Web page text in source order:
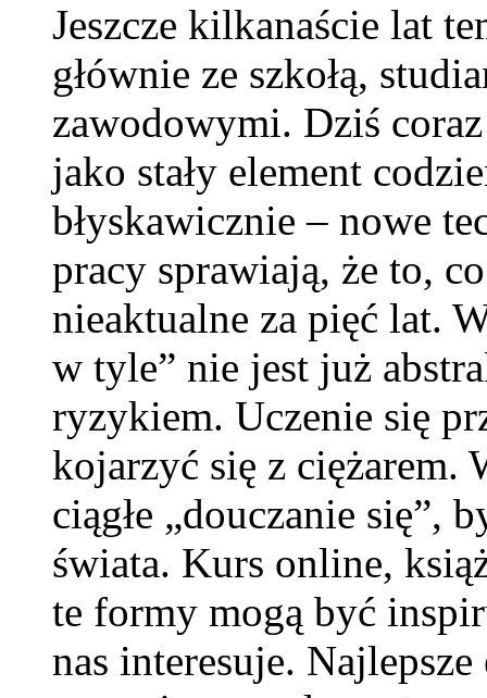
Jeszcze kilkanaście lat
głównie ze szkołą,
zawodowymi. Dziś
jako stały element
błyskawicznie – nowe
pracy sprawiają, że to,
nieaktualne za pięć lat.
w tyle” nie jest już
ryzykiem. Uczenie się
kojarzyć się z ciężarem.
ciągłe „douczanie się”,
świata. Kurs online,
te formy mogą być
nas interesuje.